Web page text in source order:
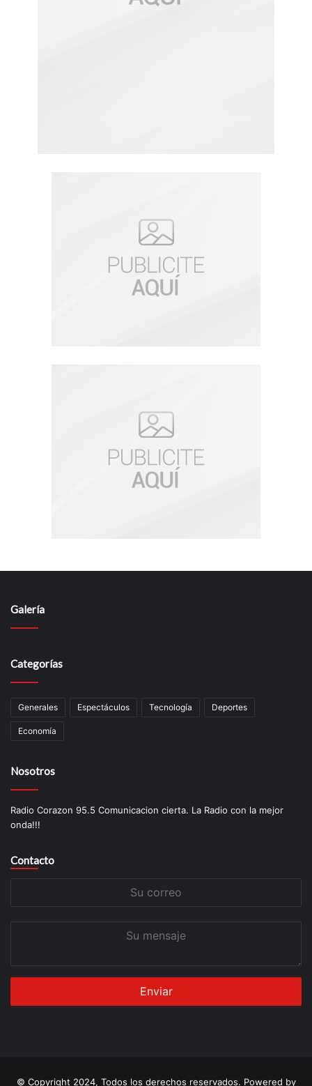
Galería
Categorías
Generales Espectáculos Tecnología Deportes
Economía
Nosotros
Radio Corazon 95.5 Comunicacion cierta. La Radio con la mejor
onda!!!
Contacto
© Copyright 2024, Todos los derechos reservados. Powered by